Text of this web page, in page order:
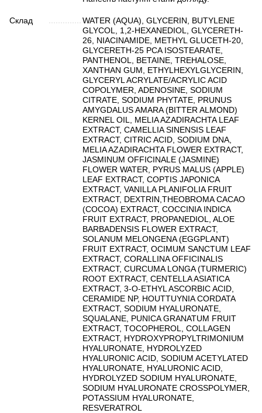
Склад
WATER (AQUA), GLYCERIN, BUTYLENE
GLYCOL, 1,2-HEXANEDIOL, GLYCERETH-
26, NIACINAMIDE, METHYL GLUCETH-20,
GLYCERETH-25 PCA ISOSTEARATE,
PANTHENOL, BETAINE, TREHALOSE,
XANTHAN GUM, ETHYLHEXYLGLYCERIN,
GLYCERYL ACRYLATE/ACRYLIC ACID
COPOLYMER, ADENOSINE, SODIUM
CITRATE, SODIUM PHYTATE, PRUNUS
AMYGDALUS AMARA (BITTER ALMOND)
KERNEL OIL, MELIA AZADIRACHTA LEAF
EXTRACT, CAMELLIA SINENSIS LEAF
EXTRACT, CITRIC ACID, SODIUM DNA,
MELIA AZADIRACHTA FLOWER EXTRACT,
JASMINUM OFFICINALE (JASMINE)
FLOWER WATER, PYRUS MALUS (APPLE)
LEAF EXTRACT, COPTIS JAPONICA
EXTRACT, VANILLA PLANIFOLIA FRUIT
EXTRACT, DEXTRIN,THEOBROMA CACAO
(COCOA) EXTRACT, COCCINIA INDICA
FRUIT EXTRACT, PROPANEDIOL, ALOE
BARBADENSIS FLOWER EXTRACT,
SOLANUM MELONGENA (EGGPLANT)
FRUIT EXTRACT, OCIMUM SANCTUM LEAF
EXTRACT, CORALLINA OFFICINALIS
EXTRACT, CURCUMA LONGA (TURMERIC)
ROOT EXTRACT, CENTELLA ASIATICA
EXTRACT, 3-O-ETHYL ASCORBIC ACID,
CERAMIDE NP, HOUTTUYNIA CORDATA
EXTRACT, SODIUM HYALURONATE,
SQUALANE, PUNICA GRANATUM FRUIT
EXTRACT, TOCOPHEROL, COLLAGEN
EXTRACT, HYDROXYPROPYLTRIMONIUM
HYALURONATE, HYDROLYZED
HYALURONIC ACID, SODIUM ACETYLATED
HYALURONATE, HYALURONIC ACID,
HYDROLYZED SODIUM HYALURONATE,
SODIUM HYALURONATE CROSSPOLYMER,
POTASSIUM HYALURONATE,
RESVERATROL